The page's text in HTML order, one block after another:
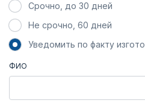
Срочно, до 30 дней
Не срочно, 60 дней
Уведомить по факту
ФИО